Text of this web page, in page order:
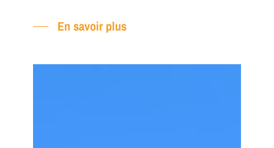
En savoir plus